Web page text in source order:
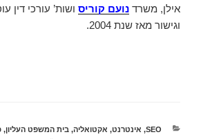
אילן, משרד נועם קוריס ושות’ עורכי דין
וגישור מאז שנת 2004.
קטגוריות
SEO
, אינטרנט, אקטואליה,בית המשפט העליון,